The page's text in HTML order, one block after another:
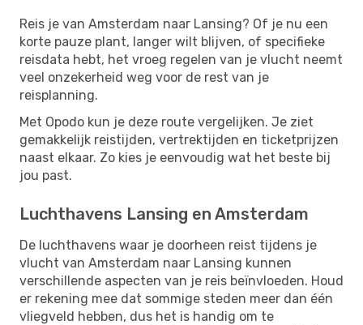
Reis je van Amsterdam naar Lansing? Of je nu een
korte pauze plant, langer wilt blijven, of specifieke
reisdata hebt, het vroeg regelen van je vlucht neemt
veel onzekerheid weg voor de rest van je
reisplanning.
Met Opodo kun je deze route vergelijken. Je ziet
gemakkelijk reistijden, vertrektijden en ticketprijzen
naast elkaar. Zo kies je eenvoudig wat het beste bij
jou past.
Luchthavens Lansing en Amsterdam
De luchthavens waar je doorheen reist tijdens je
vlucht van Amsterdam naar Lansing kunnen
verschillende aspecten van je reis beïnvloeden. Houd
er rekening mee dat sommige steden meer dan één
vliegveld hebben, dus het is handig om te